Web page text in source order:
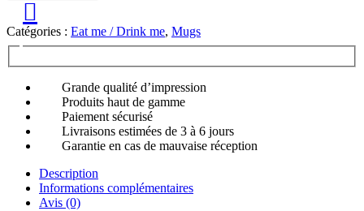
~
Eat
Drink
Catégories : Eat me / Drink me, Mugs
Grande qualité d’impression
Produits haut de gamme
Paiement sécurisé
Livraisons estimées de 3 à 6 jours
Garantie en cas de mauvaise réception
Description
Informations complémentaires
Avis (0)